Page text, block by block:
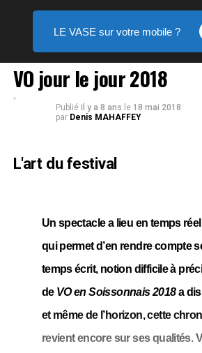
THÉÂTRE
VO jour le jour 2018
Publié il y a 8 ans le 18 mai 2018
par Denis MAHAFFEY
L'art du festival
Un spectacle a lieu en temps
qui permet d’en rendre compte
temps écrit, notion difficile à
de VO en Soissonnais 2018a
et même de l’horizon, cette
revient encore sur ses qualités.
LE VASE sur votre mobile ?